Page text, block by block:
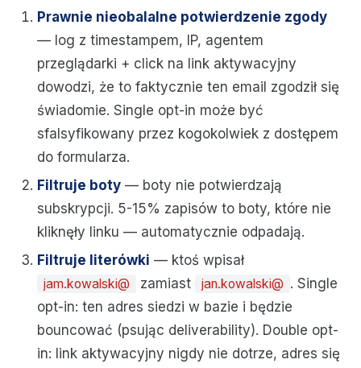
Prawnie nieobalalne potwierdzenie zgody
— log z timestampem, IP, agentem
przeglądarki + click na link aktywacyjny
dowodzi, że to faktycznie ten email zgodził się
świadomie. Single opt-in może być
sfalsyfikowany przez kogokolwiek z dostępem
do formularza.
Filtruje boty — boty nie potwierdzają
subskrypcji. 5-15% zapisów to boty, które nie
kliknęły linku — automatycznie odpadają.
Filtruje literówki — ktoś wpisał
jam.kowalski@ zamiast jan.kowalski@ . Single
opt-in: ten adres siedzi w bazie i będzie
bouncować (psując deliverability). Double opt-
in: link aktywacyjny nigdy nie dotrze, adres się